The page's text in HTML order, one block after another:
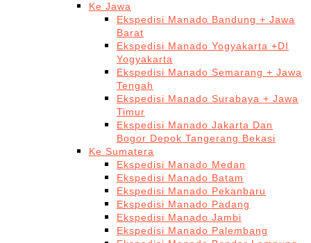
Ke Jawa
Ekspedisi Manado Bandung + Jawa
Barat
Ekspedisi Manado Yogyakarta +DI
Yogyakarta
Ekspedisi Manado Semarang + Jawa
Tengah
Ekspedisi Manado Surabaya + Jawa
Timur
Ekspedisi Manado Jakarta Dan
Bogor Depok Tangerang Bekasi
Ke Sumatera
Ekspedisi Manado Medan
Ekspedisi Manado Batam
Ekspedisi Manado Pekanbaru
Ekspedisi Manado Padang
Ekspedisi Manado Jambi
Ekspedisi Manado Palembang